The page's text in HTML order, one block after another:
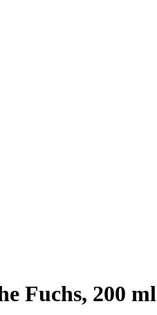
Fuchs, 200 ml